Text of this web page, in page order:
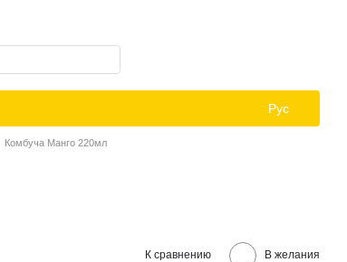
Рус
Комбуча Манго 220мл
К сравнению В желания